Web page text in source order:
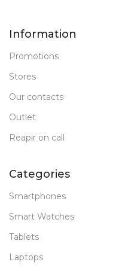
Information
Promotions
Stores
Our contacts
Outlet
Reapir on call
Categories
Smartphones
Smart Watches
Tablets
Laptops